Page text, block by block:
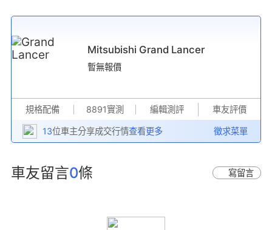
Mitsubishi Grand Lancer
暫無報價
規格配備 8891實測 編輯測評 車友評價
13位車主分享成交行情查看更多 徵求菜單
車友留言0條 寫留言